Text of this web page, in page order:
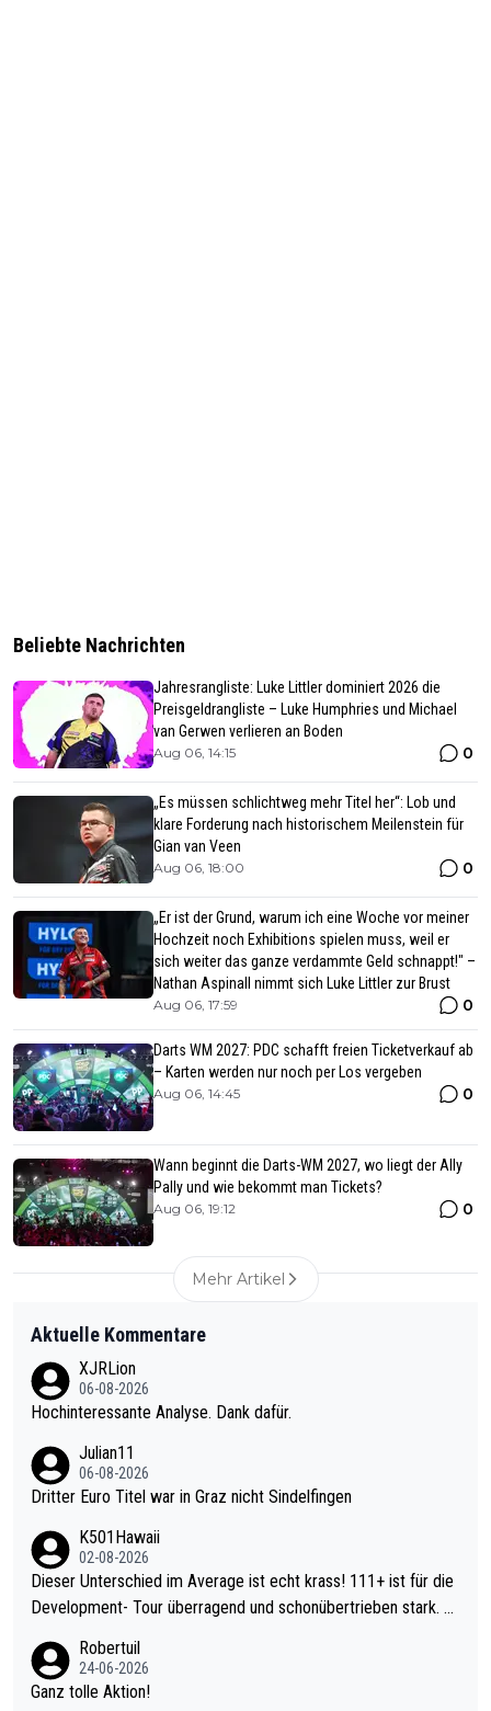
Beliebte Nachrichten
Jahresrangliste: Luke Littler dominiert 2026 die
Preisgeldrangliste – Luke Humphries und Michael
van Gerwen verlieren an Boden
Aug 06, 14:15 0
„Es müssen schlichtweg mehr Titel her“: Lob und
klare Forderung nach historischem Meilenstein für
Gian van Veen
Aug 06, 18:00 0
„Er ist der Grund, warum ich eine Woche vor meiner
Hochzeit noch Exhibitions spielen muss, weil er
sich weiter das ganze verdammte Geld schnappt!" –
Nathan Aspinall nimmt sich Luke Littler zur Brust
Aug 06, 17:59 0
Darts WM 2027: PDC schafft freien Ticketverkauf ab
– Karten werden nur noch per Los vergeben
Aug 06, 14:45 0
Wann beginnt die Darts-WM 2027, wo liegt der Ally
Pally und wie bekommt man Tickets?
Aug 06, 19:12 0
Mehr Artikel
Aktuelle Kommentare
XJRLion
06-08-2026
Hochinteressante Analyse. Dank dafür.
Julian11
06-08-2026
Dritter Euro Titel war in Graz nicht Sindelfingen
K501Hawaii
02-08-2026
Dieser Unterschied im Average ist echt krass! 111+ ist für die
Development- Tour überragend und schonübertrieben stark. U
mal 40+ erst recht. Da gewinnst keinen Blumentopf - ist ja noc
h krasser wie ein Pokalspiel eines Kreisligisten vs einem Bund
Robertuil
24-06-2026
Ganz tolle Aktion!